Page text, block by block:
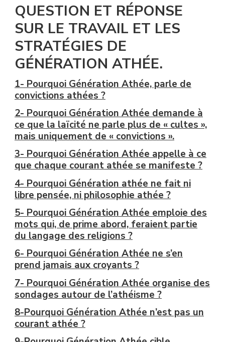
QUESTION ET RÉPONSE
SUR LE TRAVAIL ET LES
STRATÉGIES DE
GÉNÉRATION ATHÉE.
1- Pourquoi Génération Athée, parle de
convictions athées ?
2- Pourquoi Génération Athée demande à
ce que la laïcité ne parle plus de « cultes »,
mais uniquement de « convictions ».
3- Pourquoi Génération Athée appelle à ce
que chaque courant athée se manifeste ?
4- Pourquoi Génération athée ne fait ni
libre pensée, ni philosophie athée ?
5- Pourquoi Génération Athée emploie des
mots qui, de prime abord, feraient partie
du langage des religions ?
6- Pourquoi Génération Athée ne s’en
prend jamais aux croyants ?
7- Pourquoi Génération Athée organise des
sondages autour de l’athéisme ?
8-Pourquoi Génération Athée n’est pas un
courant athée ?